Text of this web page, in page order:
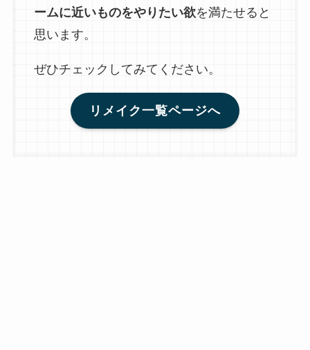
ームに近いものをやりたい欲を満たせると
思います。
ぜひチェックしてみてください。
リメイク一覧ページへ